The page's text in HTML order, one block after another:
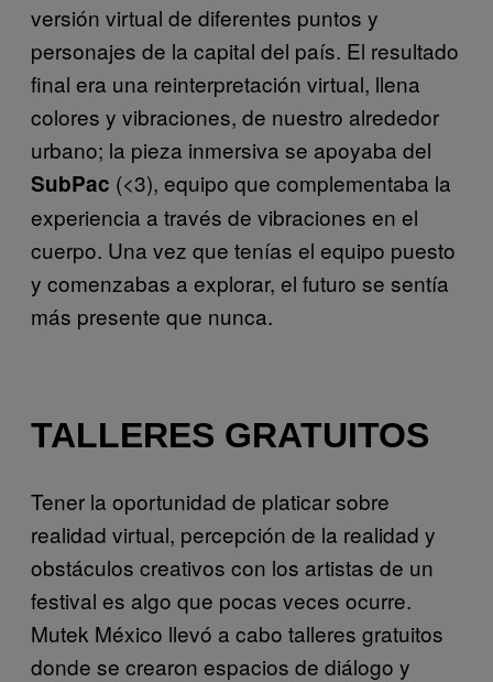
versión virtual de diferentes puntos y
personajes de la capital del país. El resultado
final era una reinterpretación virtual, llena
colores y vibraciones, de nuestro alrededor
urbano; la pieza inmersiva se apoyaba del
SubPac (<3), equipo que complementaba la
experiencia a través de vibraciones en el
cuerpo. Una vez que tenías el equipo puesto
y comenzabas a explorar, el futuro se sentía
más presente que nunca.
TALLERES GRATUITOS
Tener la oportunidad de platicar sobre
realidad virtual, percepción de la realidad y
obstáculos creativos con los artistas de un
festival es algo que pocas veces ocurre.
Mutek México llevó a cabo talleres gratuitos
donde se crearon espacios de diálogo y